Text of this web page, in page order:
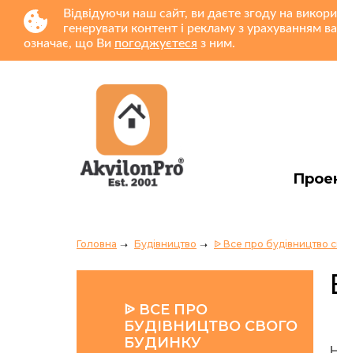
Відвідуючи наш сайт, ви даєте згоду на
генерувати контент і рекламу з урахуванням
означає, що Ви погоджуєтеся з ним.
Головна Будівництво ᐉ Все про будівництво
ᐉ ВСЕ ПРО
БУДІВНИЦТВО СВОГО
БУДИНКУ